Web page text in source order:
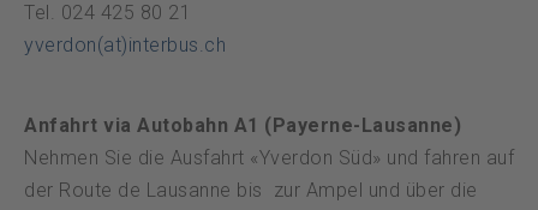
Tel. 024 425 80 21
yverdon(at)interbus.ch
Anfahrt via Autobahn A1 (Payerne-Lausanne)
Nehmen Sie die Ausfahrt «Yverdon Süd» und fahren auf
der Route de Lausanne bis zur Ampel und über die